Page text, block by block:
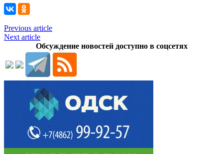
Previous article
Next article
Обсуждение новостей доступно в соцсетях